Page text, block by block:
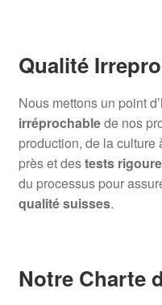
Qualité
Nous mettons un point
irréprochablede nos
production, de la
près et destests
du processus pour
qualité suisses.
Notre Charte